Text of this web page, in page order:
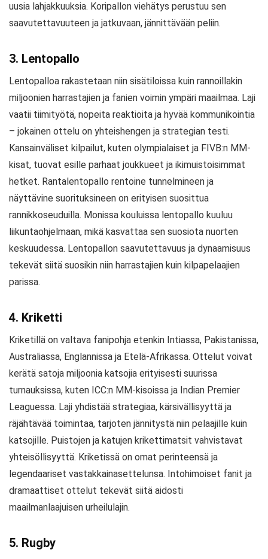
uusia lahjakkuuksia. Koripallon viehätys perustuu sen
saavutettavuuteen ja jatkuvaan, jännittävään peliin.
3. Lentopallo
Lentopalloa rakastetaan niin sisätiloissa kuin rannoillakin
miljoonien harrastajien ja fanien voimin ympäri maailmaa. Laji
vaatii tiimityötä, nopeita reaktioita ja hyvää kommunikointia
– jokainen ottelu on yhteishengen ja strategian testi.
Kansainväliset kilpailut, kuten olympialaiset ja FIVB:n MM-
kisat, tuovat esille parhaat joukkueet ja ikimuistoisimmat
hetket. Rantalentopallo rentoine tunnelmineen ja
näyttävine suorituksineen on erityisen suosittua
rannikkoseuduilla. Monissa kouluissa lentopallo kuuluu
liikuntaohjelmaan, mikä kasvattaa sen suosiota nuorten
keskuudessa. Lentopallon saavutettavuus ja dynaamisuus
tekevät siitä suosikin niin harrastajien kuin kilpapelaajien
parissa.
4. Kriketti
Kriketillä on valtava fanipohja etenkin Intiassa, Pakistanissa,
Australiassa, Englannissa ja Etelä-Afrikassa. Ottelut voivat
kerätä satoja miljoonia katsojia erityisesti suurissa
turnauksissa, kuten ICC:n MM-kisoissa ja Indian Premier
Leaguessa. Laji yhdistää strategiaa, kärsivällisyyttä ja
räjähtävää toimintaa, tarjoten jännitystä niin pelaajille kuin
katsojille. Puistojen ja katujen krikettimatsit vahvistavat
yhteisöllisyyttä. Kriketissä on omat perinteensä ja
legendaariset vastakkainasettelunsa. Intohimoiset fanit ja
dramaattiset ottelut tekevät siitä aidosti
maailmanlaajuisen urheilulajin.
5. Rugby